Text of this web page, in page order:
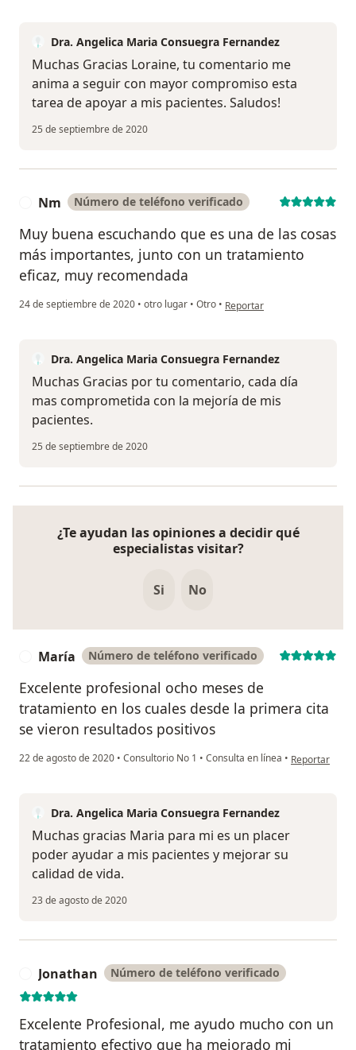
Dra. Angelica Maria Consuegra Fernandez
Muchas Gracias Loraine, tu comentario me
anima a seguir con mayor compromiso esta
tarea de apoyar a mis pacientes. Saludos!
25 de septiembre de 2020
Nm Número de teléfono verificado
Muy buena escuchando que es una de las cosas
más importantes, junto con un tratamiento
eficaz, muy recomendada
24 de septiembre de 2020 • otro lugar • Otro • en opinión del usuario Nm
Reportar
Dra. Angelica Maria Consuegra Fernandez
Muchas Gracias por tu comentario, cada día
mas comprometida con la mejoría de mis
pacientes.
25 de septiembre de 2020
¿Te ayudan las opiniones a decidir qué
especialistas visitar?
Si No
María Número de teléfono verificado
Excelente profesional ocho meses de
tratamiento en los cuales desde la primera cita
se vieron resultados positivos
22 de agosto de 2020 • Consultorio No 1 • Consulta en línea • en opinión
Reportar
Dra. Angelica Maria Consuegra Fernandez
Muchas gracias Maria para mi es un placer
poder ayudar a mis pacientes y mejorar su
calidad de vida.
23 de agosto de 2020
Jonathan Número de teléfono verificado
Excelente Profesional, me ayudo mucho con un
tratamiento efectivo que ha mejorado mi